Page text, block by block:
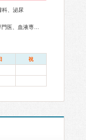
科、泌尿
祝